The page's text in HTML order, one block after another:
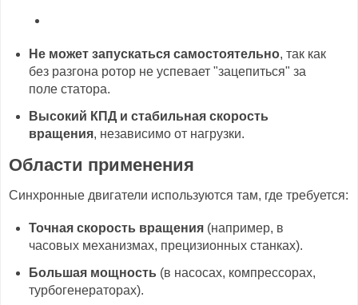
Не может запускаться самостоятельно, так как
без разгона ротор не успевает "зацепиться" за
поле статора.
Высокий КПД и стабильная скорость
вращения, независимо от нагрузки.
Области применения
Синхронные двигатели используются там, где требуется:
Точная скорость вращения(например, в
часовых механизмах, прецизионных станках).
Большая мощность (в насосах, компрессорах,
турбогенераторах).